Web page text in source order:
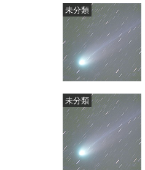
未分類
未分類